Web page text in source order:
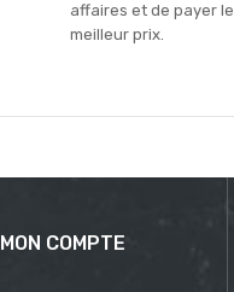
affaires et de payer le
meilleur prix.
MON COMPTE